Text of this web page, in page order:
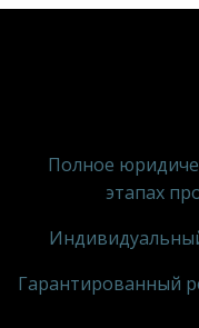
Полное
этапах
Гарантированный